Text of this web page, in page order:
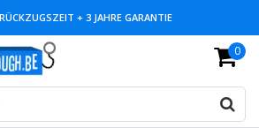
+ 3 JAHRE GARANTIE
PREISE UND GROSSE AUSWAHL 0